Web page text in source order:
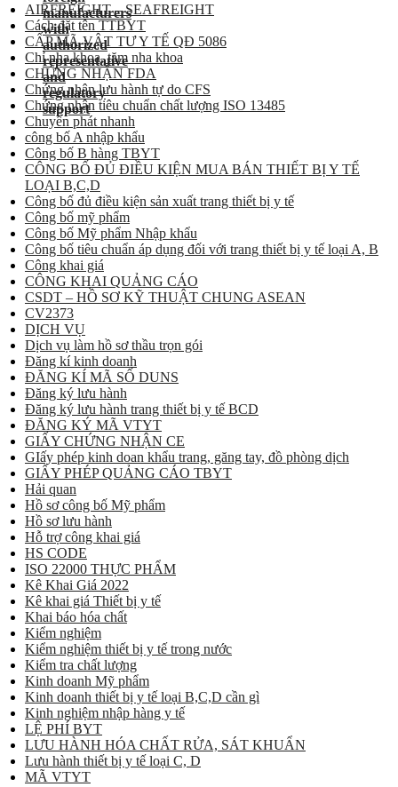
AIRFREIGHT – SEAFREIGHT
Cách đặt tên TTBYT
CẤP MÃ VẬT TƯ Y TẾ QĐ 5086
Chỉ nha khoa, tăm nha khoa
CHỨNG NHẬN FDA
Chứng nhận lưu hành tự do CFS
Chứng nhận tiêu chuẩn chất lượng ISO 13485
Chuyển phát nhanh
công bố A nhập khẩu
Công bố B hàng TBYT
CÔNG BỐ ĐỦ ĐIỀU KIỆN MUA BÁN THIẾT BỊ Y TẾ
LOẠI B,C,D
Công bố đủ điều kiện sản xuất trang thiết bị y tế
Công bố mỹ phẩm
Công bố Mỹ phẩm Nhập khẩu
Công bố tiêu chuẩn áp dụng đối với trang thiết bị y tế loại A, B
Công khai giá
CÔNG KHAI QUẢNG CÁO
CSDT – HỒ SƠ KỸ THUẬT CHUNG ASEAN
CV2373
DỊCH VỤ
Dịch vụ làm hồ sơ thầu trọn gói
Đăng kí kinh doanh
ĐĂNG KÍ MÃ SỐ DUNS
Đăng ký lưu hành
Đăng ký lưu hành trang thiết bị y tế BCD
ĐĂNG KÝ MÃ VTYT
GIẤY CHỨNG NHẬN CE
GIấy phép kinh doan khẩu trang, găng tay, đồ phòng dịch
GIẤY PHÉP QUẢNG CÁO TBYT
Hải quan
Hồ sơ công bố Mỹ phẩm
Hồ sơ lưu hành
Hỗ trợ công khai giá
HS CODE
ISO 22000 THỰC PHẨM
Kê Khai Giá 2022
Kê khai giá Thiết bị y tế
Khai báo hóa chất
Kiểm nghiệm
Kiểm nghiệm thiết bị y tế trong nước
Kiểm tra chất lượng
Kinh doanh Mỹ phẩm
Kinh doanh thiết bị y tế loại B,C,D cần gì
Kinh nghiệm nhập hàng y tế
LỆ PHÍ BYT
LƯU HÀNH HÓA CHẤT RỬA, SÁT KHUẨN
Lưu hành thiết bị y tế loại C, D
MÃ VTYT